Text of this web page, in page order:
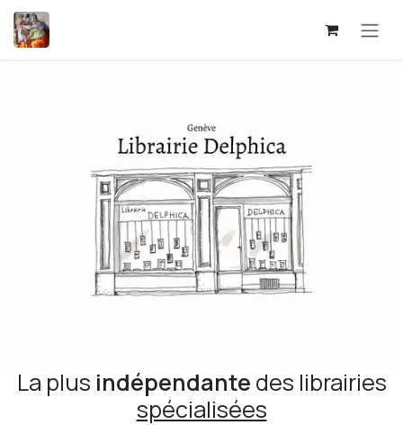
Se rendre au contenu
La plus indépendante des librairies
spécialisées